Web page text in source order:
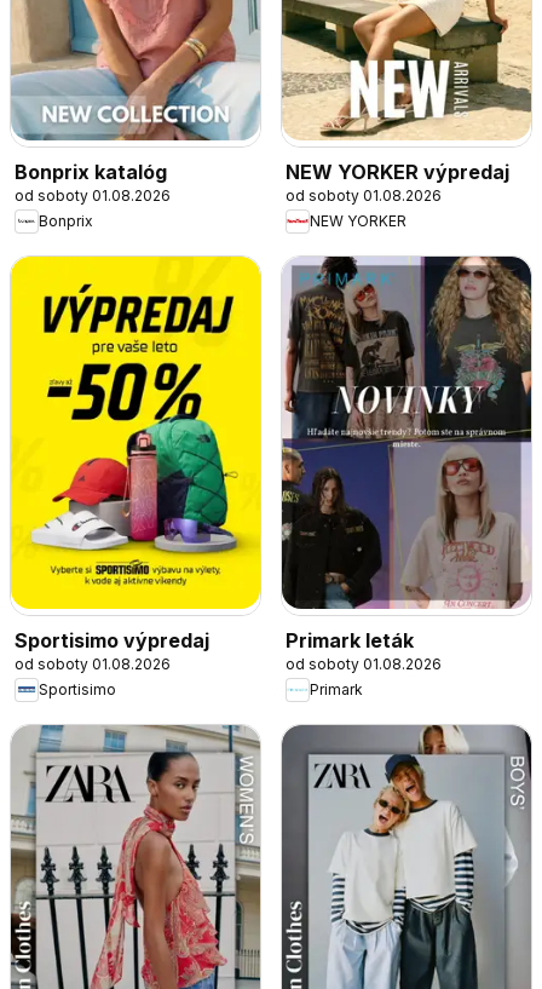
Bonprix katalóg
od soboty 01.08.2026
Bonprix
NEW YORKER výpredaj
od soboty 01.08.2026
NEW YORKER
Sportisimo výpredaj
od soboty 01.08.2026
Sportisimo
Primark leták
od soboty 01.08.2026
Primark